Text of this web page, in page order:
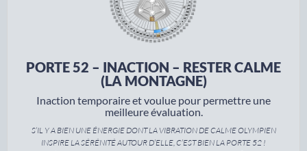
PORTE 52 – INACTION – RESTER CALME
(LA MONTAGNE)
Inaction temporaire et voulue pour permettre une
meilleure évaluation.
S’IL Y A BIEN UNE ÉNERGIE DONT LA VIBRATION DE CALME OLYMPIEN
INSPIRE LA SÉRÉNITÉ AUTOUR D’ELLE, C’EST BIEN LA PORTE 52 !